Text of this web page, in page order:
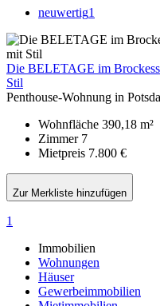
neuwertig1
Die BELETAGE im
Stil
Penthouse-Wohnung in
Wohnfläche 390,18 m²
Zimmer 7
Mietpreis 7.800 €
Zur Merkliste hinzufügen
1
Immobilien
Wohnungen
Häuser
Gewerbeimmobilien